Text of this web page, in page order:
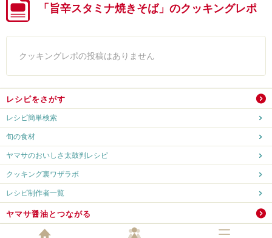
「旨辛スタミナ焼きそば」のクッキングレポ
クッキングレポの投稿はありません
レシピをさがす
レシピ簡単検索
旬の食材
ヤマサのおいしさ太鼓判レシピ
クッキング裏ワザラボ
レシピ制作者一覧
ヤマサ醤油とつながる